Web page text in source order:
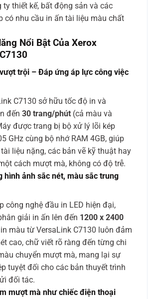
ty thiết kế, bất động sản và các
có nhu cầu in ấn tài liệu màu chất
Nổi Bật Của Xerox
trội – Đáp ứng áp lực công việc
C7130 sở hữu tốc độ in và
đến 30 trang/phút (cả màu và
được trang bị bộ xử lý lõi kép
GHz cùng bộ nhớ RAM 4GB, giúp
liệu nặng, các bản vẽ kỹ thuật hay
cách mượt mà, không có độ trễ.
hình ảnh sắc nét, màu sắc trung
công nghệ đầu in LED hiện đại,
giải in ấn lên đến 1200 x 2400
màu từ VersaLink C7130 luôn đảm
cao, chữ viết rõ ràng đến từng chi
chuyển mượt mà, mang lại sự
tuyệt đối cho các bản thuyết trình
đối tác.
mượt mà như chiếc điện thoại